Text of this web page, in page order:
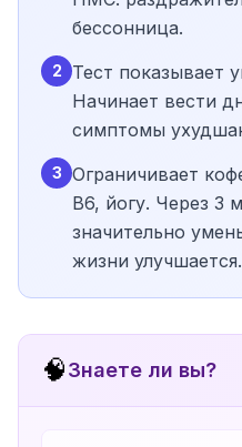
бессонница.
2
Тест
Начинает вести
симптомы
3 Ограничивает
B6, йогу. Через
значительно
жизни улучшается.
🧠Знаете ли вы?